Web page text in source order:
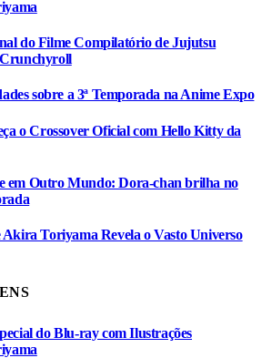
do Filme Compilatório de Jujutsu
sobre a 3ª Temporada na Anime Expo
o Crossover Oficial com Hello Kitty da
em Outro Mundo: Dora-chan brilha no
Toriyama Revela o Vasto Universo
do Blu-ray com Ilustrações